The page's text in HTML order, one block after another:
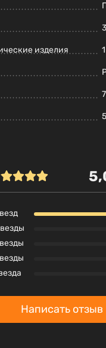
изделия
5
Написать отзыв